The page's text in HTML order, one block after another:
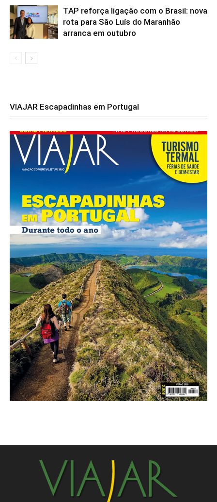
TAP reforça ligação com o Brasil: nova
rota para São Luís do Maranhão
arranca em outubro
VIAJAR Escapadinhas em Portugal